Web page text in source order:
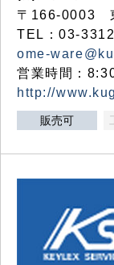
〒166-0003
TEL：03-
ome-
営業時間：
http://
販売可